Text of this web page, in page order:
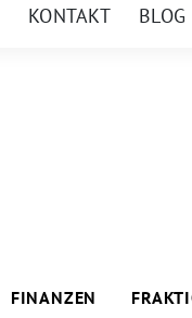
KONTAKT BLOG
FINANZEN